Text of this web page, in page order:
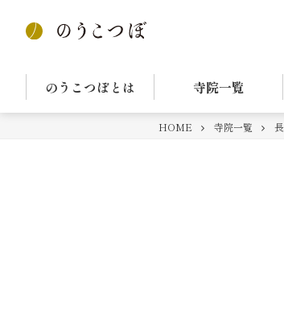
のうこつぼとは 寺院一覧
HOME 寺院一覧